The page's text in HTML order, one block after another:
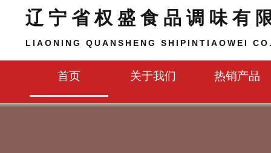
辽宁省权盛食品调味有
LIAONING QUANSHENG SHIPINTIAOWEI
首页 关于我们 热销产品